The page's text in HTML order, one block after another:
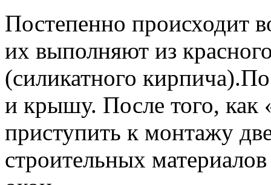
Постепенно происходит
их выполняют из
(силикатного
и крышу. После того, как
приступить к монтажу
строительных